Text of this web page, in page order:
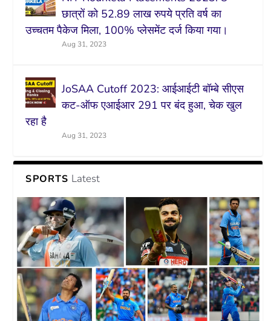
छात्रों को 52.89 लाख रुपये प्रति वर्ष का
उच्चतम पैकेज मिला, 100% प्लेसमेंट दर्ज किया गया।
Aug 31, 2023
JoSAA Cutoff 2023: आईआईटी बॉम्बे सीएस
कट-ऑफ एआईआर 291 पर बंद हुआ, चेक खुल
रहा है
Aug 31, 2023
SPORTS Latest